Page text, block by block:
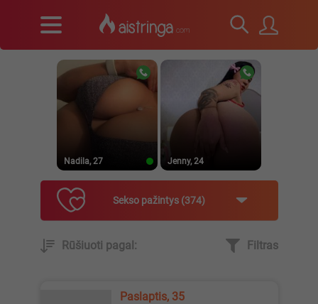
Nadila, 27 Jenny, 24
Sekso pažintys 374
Rūšiuoti pagal: Filtras
Paslaptis, 35